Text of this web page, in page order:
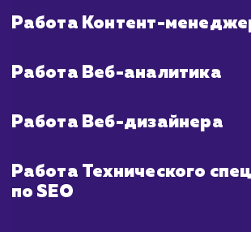
и работу с
в минимальные сроки,